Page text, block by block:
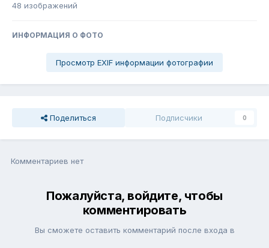
48 изображений
ИНФОРМАЦИЯ О ФОТО
Просмотр EXIF информации фотографии
Поделиться Подписчики 0
Комментариев нет
Пожалуйста, войдите, чтобы
комментировать
Вы сможете оставить комментарий после входа в